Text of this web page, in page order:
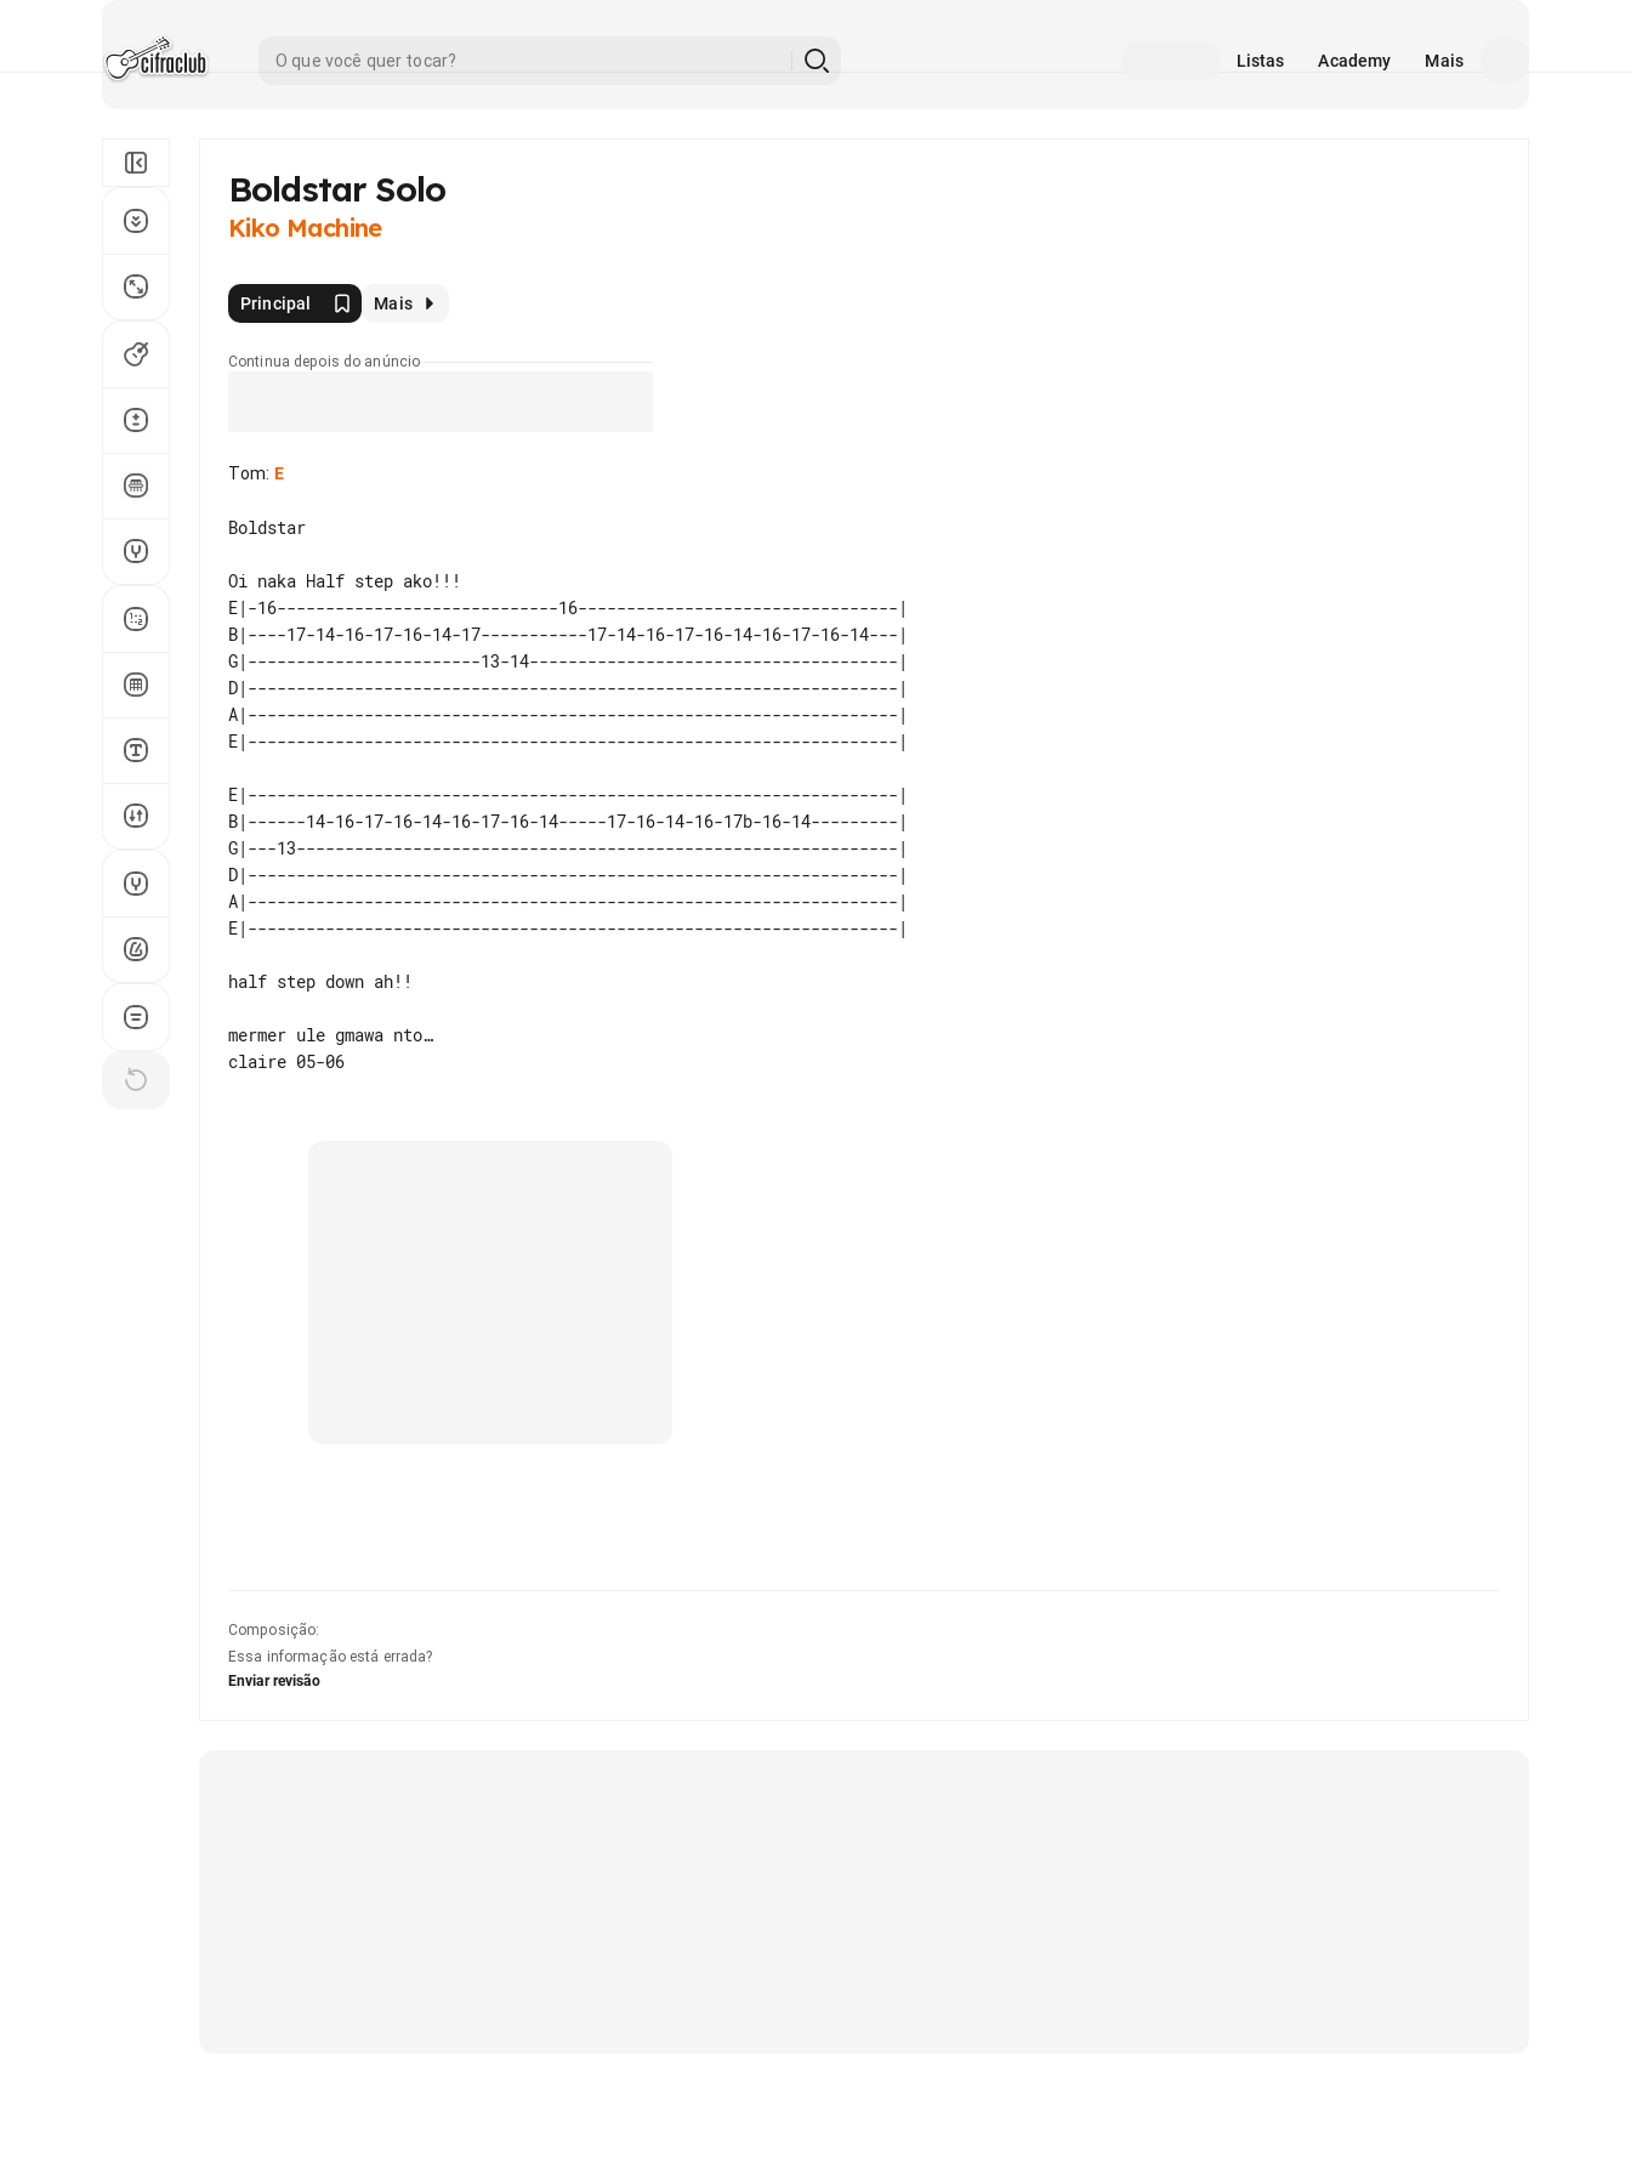
Listas Academy Mais
Boldstar Solo
Kiko Machine
Principal Mais
Continua depois do anúncio
Tom: E
Boldstar
E|-16-----------------------------16---------------------------------|
B|----17-14-16-17-16-14-17-----------17-14-16-17-16-14-16-17-16-14---|
G|------------------------13-14--------------------------------------|
D|-------------------------------------------------------------------|
A|-------------------------------------------------------------------|
E|-------------------------------------------------------------------|
B|------14-16-17-16-14-16-17-16-14-----17-16-14-16-17b-16-14---------|
G|---13--------------------------------------------------------------|
D|-------------------------------------------------------------------|
A|-------------------------------------------------------------------|
half step down ah!!
mermer ule gmawa nto…
claire 05-06
Composição:
Essa informação está errada?
Enviar revisão